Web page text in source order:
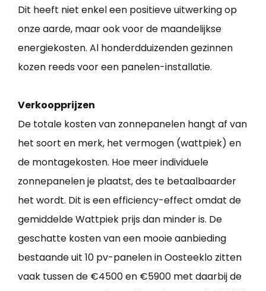
Dit heeft niet enkel een positieve uitwerking op
onze aarde, maar ook voor de maandelijkse
energiekosten. Al honderdduizenden gezinnen
kozen reeds voor een panelen-installatie.
Verkoopprijzen
De totale kosten van zonnepanelen hangt af van
het soort en merk, het vermogen (wattpiek) en
de montagekosten. Hoe meer individuele
zonnepanelen je plaatst, des te betaalbaarder
het wordt. Dit is een efficiency-effect omdat de
gemiddelde Wattpiek prijs dan minder is. De
geschatte kosten van een mooie aanbieding
bestaande uit 10 pv-panelen in Oosteeklo zitten
vaak tussen de €4500 en €5900 met daarbij de